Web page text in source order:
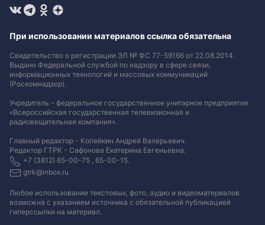
При использовании материалов ссылка обязательна
Свидетельство о регистрации ЭЛ № ФС 77-59166 от 22.08.2014.
Выдано Федеральной службой по надзору в сфере связи,
информационных технологий и массовых коммуникаций
(Роскомнадзор).
Учредитель - федеральное государственное унитарное предприятие
«Всероссийская государственная телевизионная и
радиовещательная компания».
Главный редактор - Копейкин Андрей Валерьевич.
Редактор ГТРК - Сафонова Екатерина Евгеньевна.
+7 (3812) 65-00-75 , 65-00-15.
gtrk@inbox.ru
Любое использование текстовых, фото, аудио и видеоматериалов
возможна с указанием источника с обязательной публикацией
гиперссылки на материал.